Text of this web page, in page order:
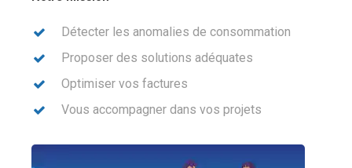
Détecter les anomalies de consommation
Proposer des solutions adéquates
Optimiser vos factures
Vous accompagner dans vos projets